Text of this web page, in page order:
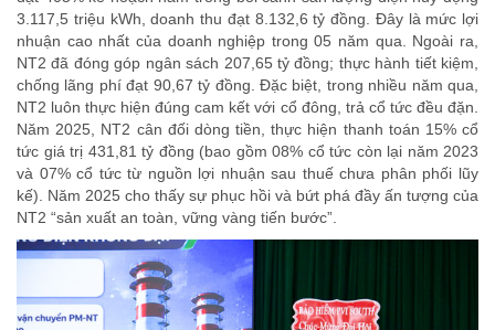
3.117,5 triệu kWh, doanh thu đạt 8.132,6 tỷ đồng. Đây là mức lợi
nhuận cao nhất của doanh nghiệp trong 05 năm qua. Ngoài ra,
NT2 đã đóng góp ngân sách 207,65 tỷ đồng; thực hành tiết kiệm,
chống lãng phí đạt 90,67 tỷ đồng. Đặc biệt, trong nhiều năm qua,
NT2 luôn thực hiện đúng cam kết với cổ đông, trả cổ tức đều đặn.
Năm 2025, NT2 cân đối dòng tiền, thực hiện thanh toán 15% cổ
tức giá trị 431,81 tỷ đồng (bao gồm 08% cổ tức còn lại năm 2023
và 07% cổ tức từ nguồn lợi nhuận sau thuế chưa phân phối lũy
kế). Năm 2025 cho thấy sự phục hồi và bứt phá đầy ấn tượng của
NT2 “sản xuất an toàn, vững vàng tiến bước”.